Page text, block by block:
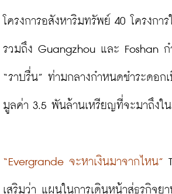
โครงการอสังหาริมทรัพย์ 40 โครงกา
รวมถึง Guangzhou และ Foshan ก
“ราบรื่น” ท่ามกลางกำหนดชำระดอก
มูลค่า 3.5 พันล้านเหรียญที่จะมาถึงใ
“Evergrande จะหาเงินมาจากไหน”